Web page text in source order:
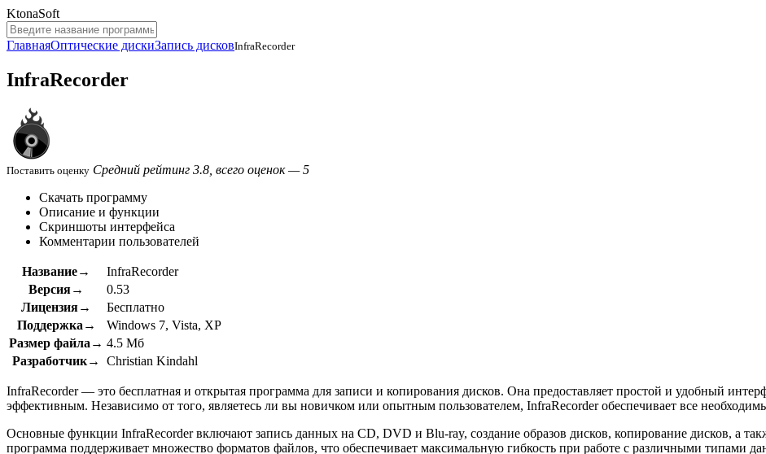
KtonaSoft
ГлавнаяОптические дискиЗапись дисковInfraRecorder
InfraRecorder
Поставить оценку Средний рейтинг 3.8, всего оценок — 5
Скачать программу
Описание и функции
Скриншоты интерфейса
Комментарии пользователей
Название→
InfraRecorder
Версия→
0.53
Лицензия→
Бесплатно
Поддержка→
Windows 7, Vista, XP
Размер файла→ 4.5 Мб
Разработчик→
Christian Kindahl
InfraRecorder — это бесплатная и открытая программа для записи и копирования дисков. Она предоставляет простой и удобный
эффективным. Независимо от того, являетесь ли вы новичком или опытным пользователем, InfraRecorder обеспечивает все
Основные функции InfraRecorder включают запись данных на CD, DVD и Blu-ray, создание образов дисков, копирование дисков, а
программа поддерживает множество форматов файлов, что обеспечивает максимальную гибкость при работе с различными типами